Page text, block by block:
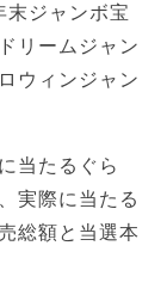
末ジャンボ宝
リームジャン
ウィンジャン
当たるぐら
実際に当たる
総額と当選本